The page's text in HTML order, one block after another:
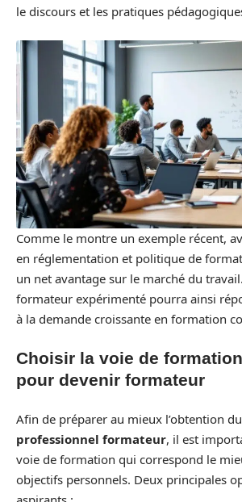
le discours et les pratiques
Comme le montre un exemple récent,
en réglementation et politique de
un net avantage sur le marché du
formateur expérimenté pourra ainsi
à la demande croissante en formation
Choisir la voie de
pour devenir formateur
Afin de préparer au mieux l’obtention du
professionnel formateur, il est
voie de formation qui correspond le
objectifs personnels. Deux principales